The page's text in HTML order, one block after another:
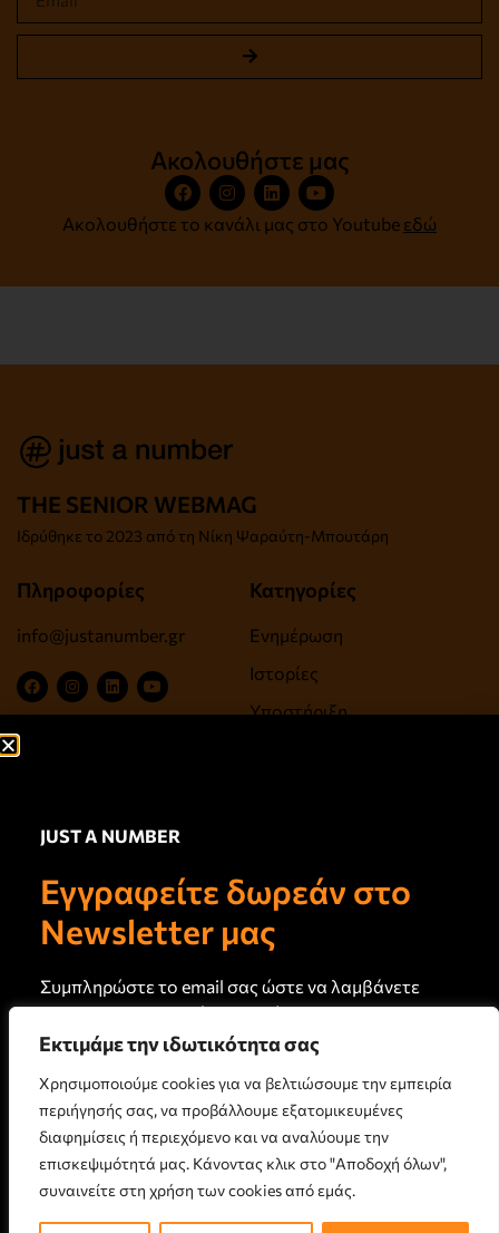
Εκτιμάμε την ιδωτικότητα σας
Χρησιμοποιούμε cookies για να βελτιώσουμε την εμπειρία
περιήγησής σας, να προβάλλουμε εξατομικευμένες
διαφημίσεις ή περιεχόμενο και να αναλύουμε την
επισκεψιμότητά μας. Κάνοντας κλικ στο "Αποδοχή όλων",
συναινείτε στη χρήση των cookies από εμάς.
Ακολουθήστε μας
Ακολουθήστε το κανάλι μας στο Youtube εδώ
THE SENIOR WEBMAG
Iδρύθηκε το 2023 από τη Νίκη Ψαραύτη-Μπουτάρη
Πληροφορίες
info@justanumber.gr
Κατηγορίες
Ενημέρωση
Ιστορίες
Υποστήριξη
Σύνδεσμοι
Σχετικά με εμάς
Τεύχη Jan
Just a Note
Επικοινωνία
Όροι Χρήσης
Πολιτική Απορρήτου
Πολιτική Cookies
Πρωτογενή άρθρα και
καινούργιο περιεχόμενο στο
email σας κάθε 15 ημέρες
JUST A NUMBER
Εγγραφείτε δωρεάν στο
Newsletter μας
Συμπληρώστε το email σας ώστε να λαμβάνετε
το newsletter μας κάθε 15 ημέρες
ΕΓΓΡΑΦΗ